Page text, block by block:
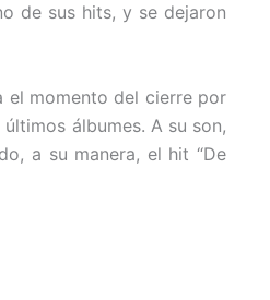
de sus hits, y se dejaron
el momento del cierre por
álbumes. A su son,
a su manera, el hit “De